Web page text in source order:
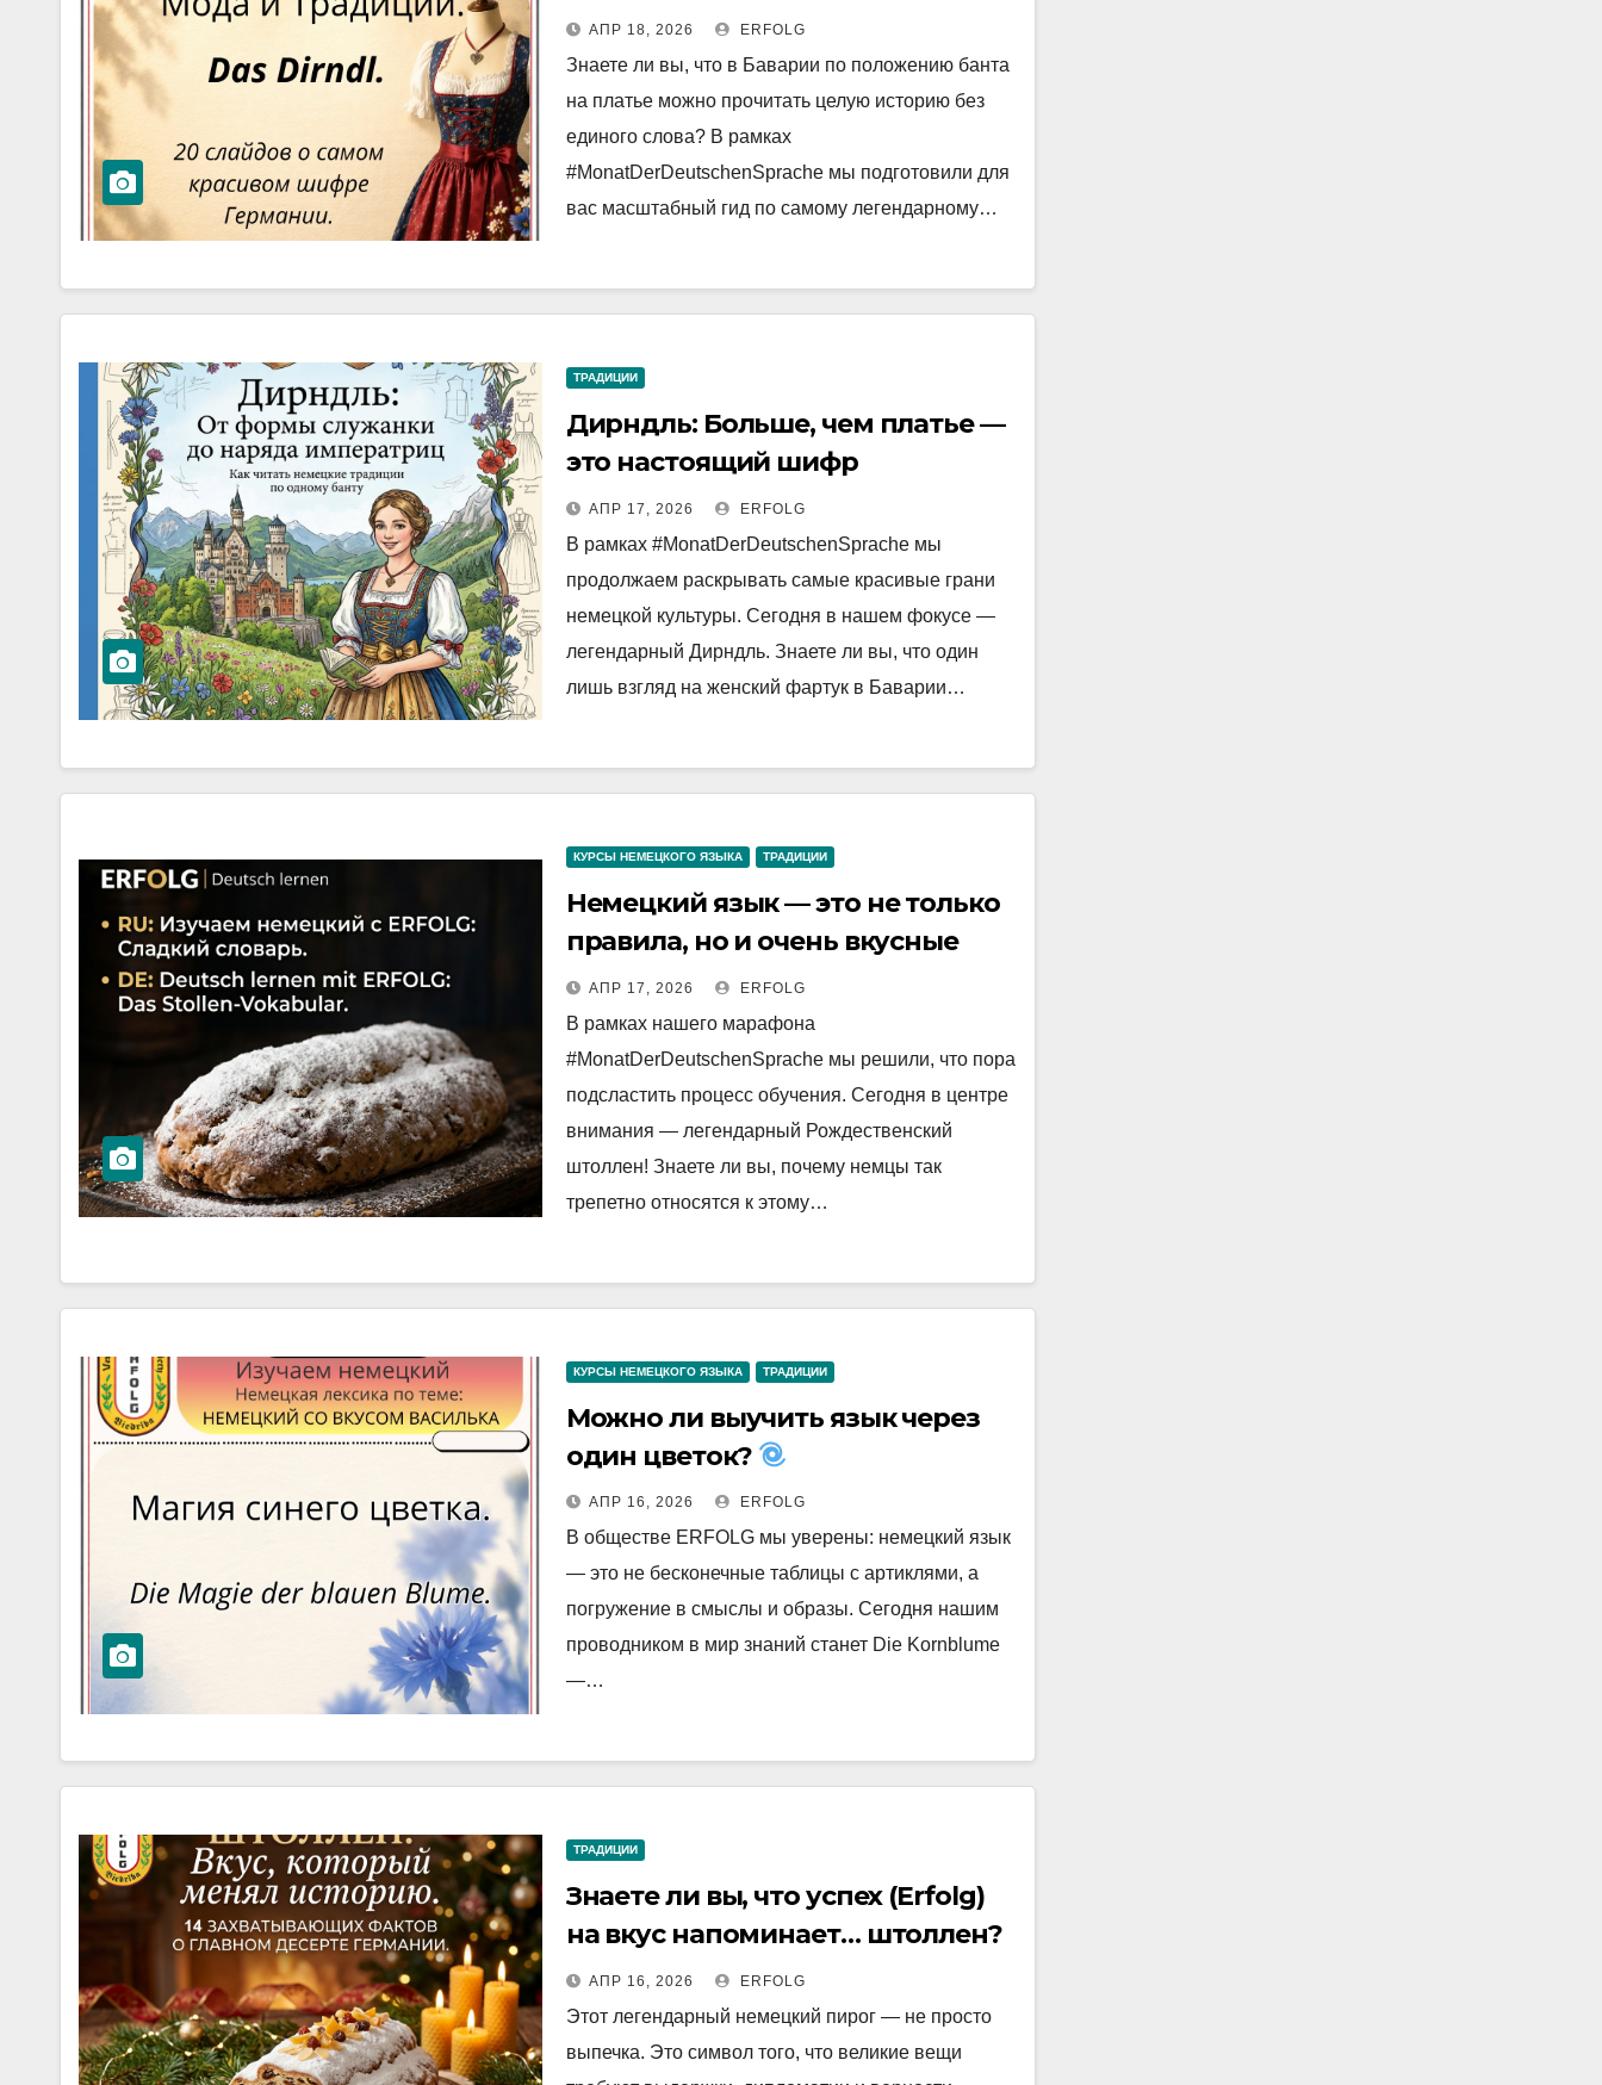
красивого наряда Европы.
АПР 18, 2026 ERFOLG
Знаете ли вы, что в Баварии по положению банта
на платье можно прочитать целую историю без
единого слова? В рамках
#MonatDerDeutschenSprache мы подготовили для
вас масштабный гид по самому легендарному…
ТРАДИЦИИ
Дирндль: Больше, чем платье —
это настоящий шифр
альпийской души!
АПР 17, 2026 ERFOLG
В рамках #MonatDerDeutschenSprache мы
продолжаем раскрывать самые красивые грани
немецкой культуры. Сегодня в нашем фокусе —
легендарный Дирндль. Знаете ли вы, что один
лишь взгляд на женский фартук в Баварии…
КУРСЫ НЕМЕЦКОГО ЯЗЫКА ТРАДИЦИИ
Немецкий язык — это не только
правила, но и очень вкусные
традиции!
АПР 17, 2026 ERFOLG
В рамках нашего марафона
#MonatDerDeutschenSprache мы решили, что пора
подсластить процесс обучения. Сегодня в центре
внимания — легендарный Рождественский
штоллен! Знаете ли вы, почему немцы так
трепетно относятся к этому…
КУРСЫ НЕМЕЦКОГО ЯЗЫКА ТРАДИЦИИ
Можно ли выучить язык через
один цветок?
АПР 16, 2026 ERFOLG
В обществе ERFOLG мы уверены: немецкий язык
— это не бесконечные таблицы с артиклями, а
погружение в смыслы и образы. Сегодня нашим
проводником в мир знаний станет Die Kornblume
—…
ТРАДИЦИИ
Знаете ли вы, что успех (Erfolg)
на вкус напоминает… штоллен?
АПР 16, 2026 ERFOLG
Этот легендарный немецкий пирог — не просто
выпечка. Это символ того, что великие вещи